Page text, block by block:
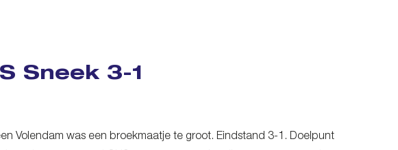
Sneek 3-1
Volendam was een broekmaatje te groot. Eindstand 3-1. Doelpunt